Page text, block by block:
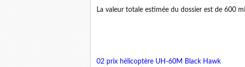
La valeur totale estimée du dossier est de 600
02 prix hélicoptère UH-60M Black Hawk